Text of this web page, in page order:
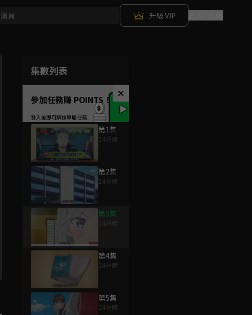
升級 VIP
集數列表
參加任務賺 POINTS！
第1集
24分鐘
第2集
24分鐘
第3集
第4集
24分鐘
第5集
24分鐘
為您推薦